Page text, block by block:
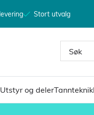
Stort utvalg
Utstyr og deler